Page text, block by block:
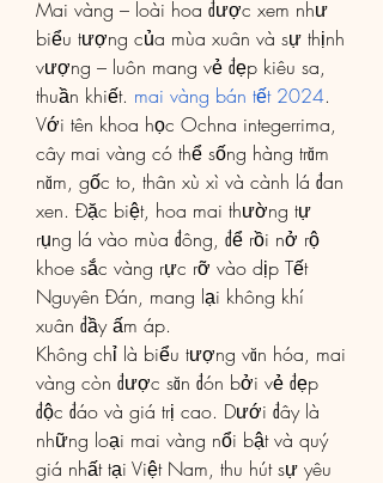
Mai vàng – loài hoa được xem như
biểu tượng của mùa xuân và sự thịnh
vượng – luôn mang vẻ đẹp kiêu sa,
thuần khiết. mai vàng bán tết 2024.
Với tên khoa học Ochna integerrima,
cây mai vàng có thể sống hàng trăm
năm, gốc to, thân xù xì và cành lá đan
xen. Đặc biệt, hoa mai thường tự
rụng lá vào mùa đông, để rồi nở rộ
khoe sắc vàng rực rỡ vào dịp Tết
Nguyên Đán, mang lại không khí
xuân đầy ấm áp.
Không chỉ là biểu tượng văn hóa, mai
vàng còn được săn đón bởi vẻ đẹp
độc đáo và giá trị cao. Dưới đây là
những loại mai vàng nổi bật và quý
giá nhất tại Việt Nam, thu hút sự yêu